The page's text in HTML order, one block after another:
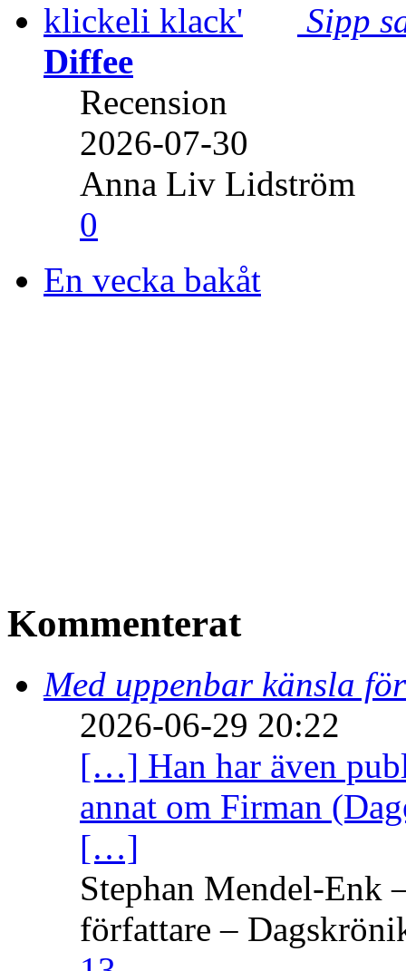
Sipp
Diffee
Recension
2026-07-30
Anna Liv Lidström
0
En vecka bakåt
Kommenterat
Med uppenbar känsla
2026-06-29 20:22
[…] Han har även
annat om Firman
[…]
Stephan Mendel-Enk
författare –